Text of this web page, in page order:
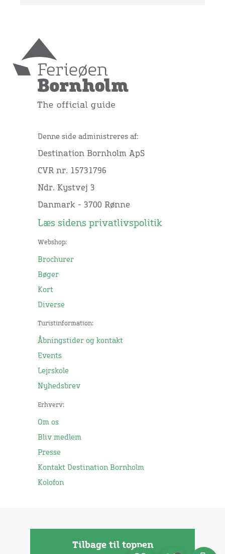
Denne side administreres af:
Destination Bornholm ApS
CVR nr. 15731796
Ndr. Kystvej 3
Danmark - 3700 Rønne
Læs sidens privatlivspolitik
Webshop:
Brochurer
Bøger
Kort
Diverse
Turistinformation:
Åbningstider og kontakt
Events
Lejrskole
Nyhedsbrev
Erhverv:
Om os
Bliv medlem
Presse
Kontakt Destination Bornholm
Kolofon
Tilbage til toppen